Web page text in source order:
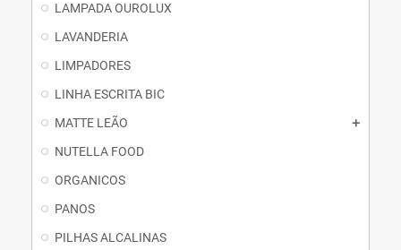
LAMPADA OUROLUX
LAVANDERIA
LIMPADORES
LINHA ESCRITA BIC
MATTE LEÃO
NUTELLA FOOD
ORGANICOS
PANOS
PILHAS ALCALINAS